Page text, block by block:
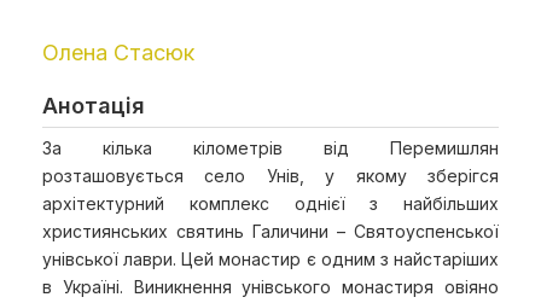
Олена Стасюк
Анотація
За кілька кілометрів від Перемишлян
розташовується село Унів, у якому зберігся
архітектурний комплекс однієї з найбільших
християнських святинь Галичини – Святоуспенської
унівської лаври. Цей монастир є одним з найстаріших
в Україні. Виникнення унівського монастиря овіяно